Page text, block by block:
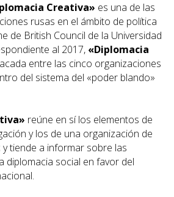
Creativa» es una de las
rusas en el ámbito de política
de British Council de la Universidad
al 2017, «Diplomacia
entre las cinco organizaciones
del sistema del «poder blando»
reúne en sí los elementos de
y los de una organización de
y tiende a informar sobre las
diplomacia social en favor del